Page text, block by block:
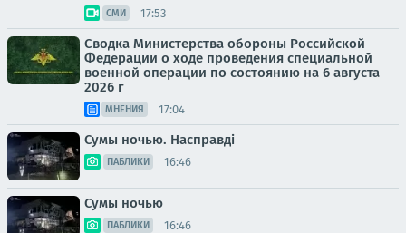
СМИ 17:53
Сводка Министерства обороны Российской
Федерации о ходе проведения специальной
военной операции по состоянию на 6 августа
2026 г
МНЕНИЯ 17:04
Сумы ночью. Насправді
ПАБЛИКИ 16:46
Сумы ночью
ПАБЛИКИ 16:46